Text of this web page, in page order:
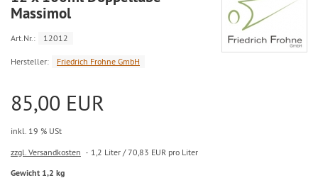
Massimol
Art.Nr.: 12012
Hersteller: Friedrich Frohne GmbH
85,00 EUR
inkl. 19 % USt
zzgl. Versandkosten
1,2 Liter / 70,83 EUR pro Liter
Gewicht 1,2 kg